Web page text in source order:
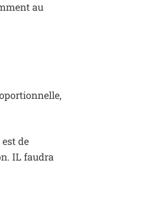
au
de
IL faudra